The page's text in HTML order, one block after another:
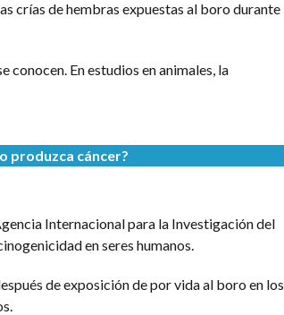
crías de hembras expuestas al boro durante
conocen. En estudios en animales, la
produzca cáncer?
Internacional para la Investigación del
en seres humanos.
de exposición de por vida al boro en los